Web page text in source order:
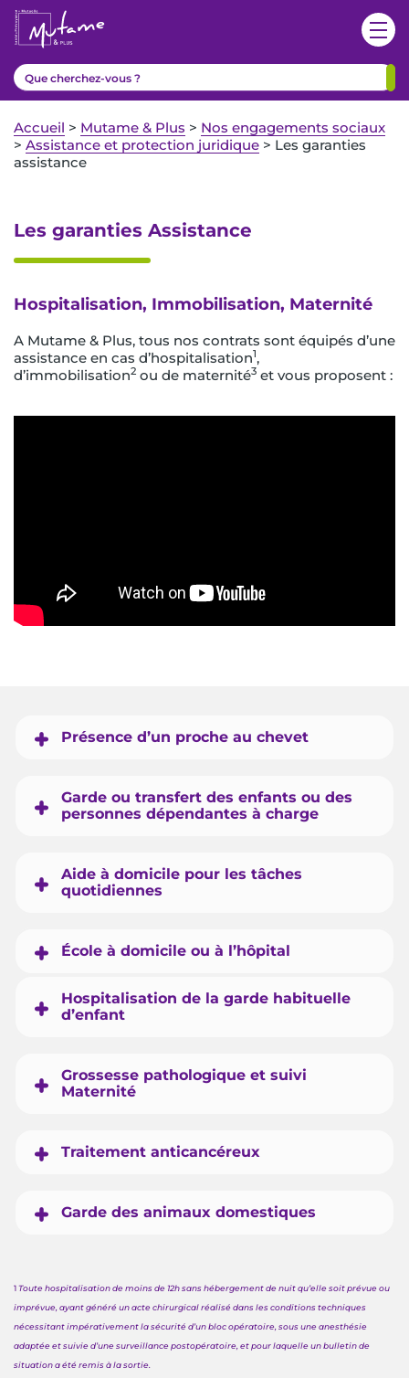
Accueil > Mutame & Plus > Nos engagements sociaux
> Assistance et protection juridique > Les garanties
assistance
Les garanties Assistance
Hospitalisation, Immobilisation, Maternité
A Mutame & Plus, tous nos contrats sont équipés d’une
assistance en cas d’hospitalisation1,
d’immobilisation2 ou de maternité3 et vous proposent :
Présence d’un proche au chevet
Garde ou transfert des enfants ou des
personnes dépendantes à charge
Aide à domicile pour les tâches
quotidiennes
École à domicile ou à l’hôpital
Hospitalisation de la garde habituelle
d’enfant
Grossesse pathologique et suivi
Maternité
Traitement anticancéreux
Garde des animaux domestiques
1Toute hospitalisation de moins de 12h sans hébergement de nuit qu’elle soit prévue ou
imprévue, ayant généré unacte chirurgical réalisé dans les conditions techniques
nécessitant impérativement la sécurité d’un bloc opératoire, sous une anesthésie
adaptée et suivie d’une surveillance postopératoire, et pour laquelle un bulletin de
situation a été remis à la sortie.